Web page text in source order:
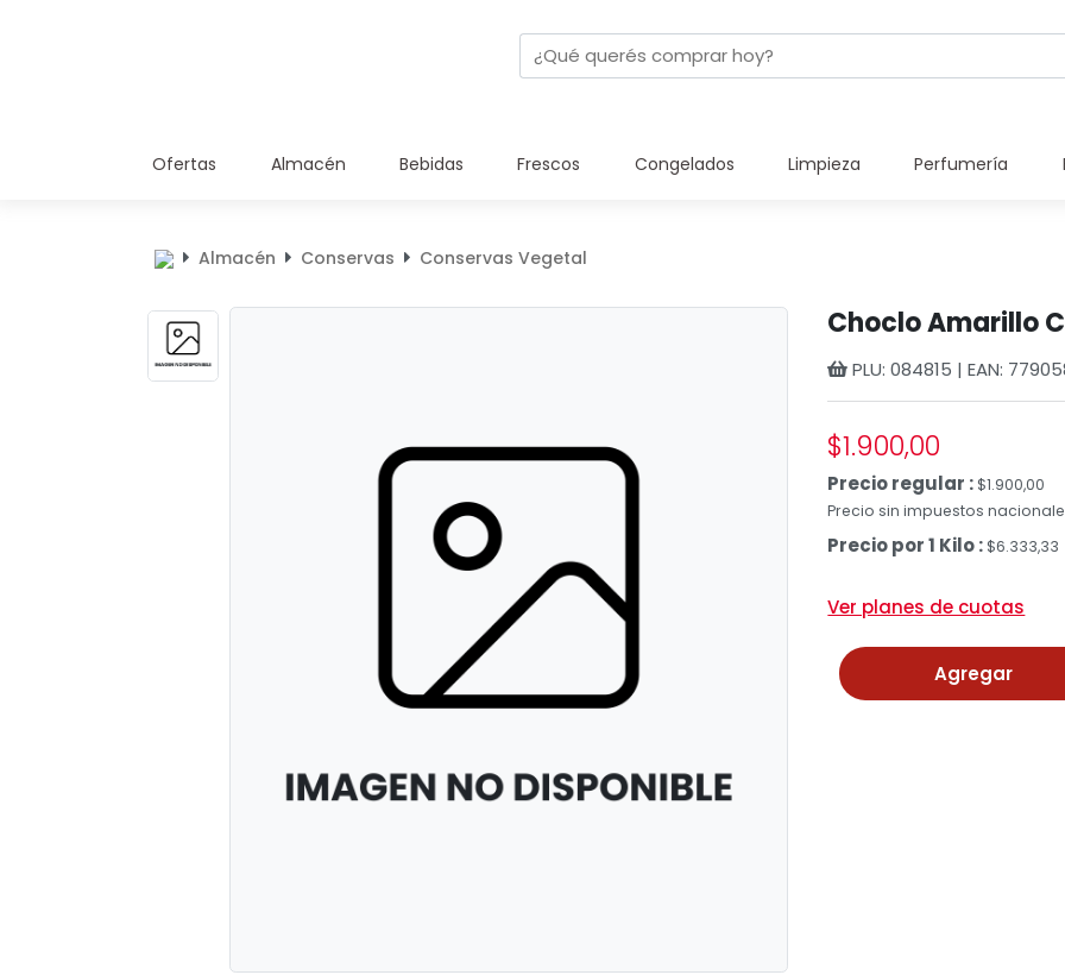
Ofertas Almacén Bebidas Frescos Congelados Limpieza Perfumería
Almacén Conservas Conservas Vegetal
Choclo Amarillo
PLU: 084815 | EAN:
$1.900,00
Precio regular : $1.900,00
Precio sin impuestos
Precio por 1 Kilo : $6.333,33
Ver planes de cuotas
Agregar